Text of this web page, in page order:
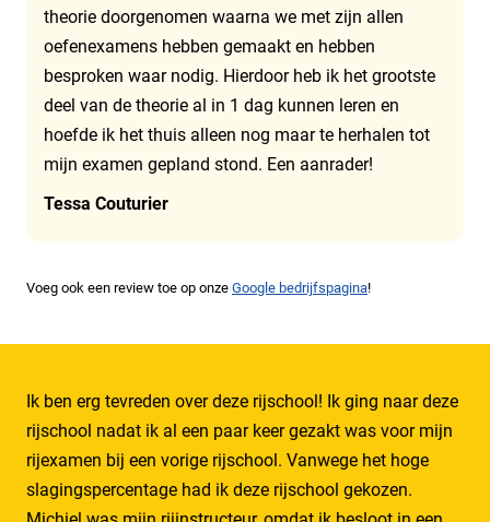
theorie doorgenomen waarna we met zijn allen
oefenexamens hebben gemaakt en hebben
besproken waar nodig. Hierdoor heb ik het grootste
deel van de theorie al in 1 dag kunnen leren en
hoefde ik het thuis alleen nog maar te herhalen tot
mijn examen gepland stond. Een aanrader!
Tessa Couturier
Voeg ook een review toe op onze Google bedrijfspagina!
Ik ben erg tevreden over deze rijschool! Ik ging naar deze
rijschool nadat ik al een paar keer gezakt was voor mijn
rijexamen bij een vorige rijschool. Vanwege het hoge
slagingspercentage had ik deze rijschool gekozen.